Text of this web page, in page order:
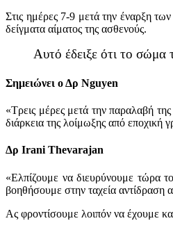
Στις ημέρες 7-9 μετά την έναρξη
δείγματα αίματος της ασθενούς.
Αυτό έδειξε ότι το σώμα
Σημειώνει ο Δρ Nguyen
«Τρεις μέρες μετά την παραλαβή
διάρκεια της λοίμωξης από εποχική
Δρ Irani Thevarajan
«Ελπίζουμε να διευρύνουμε τώρα
βοηθήσουμε στην ταχεία αντίδραση
Ας φροντίσουμε λοιπόν να έχουμε